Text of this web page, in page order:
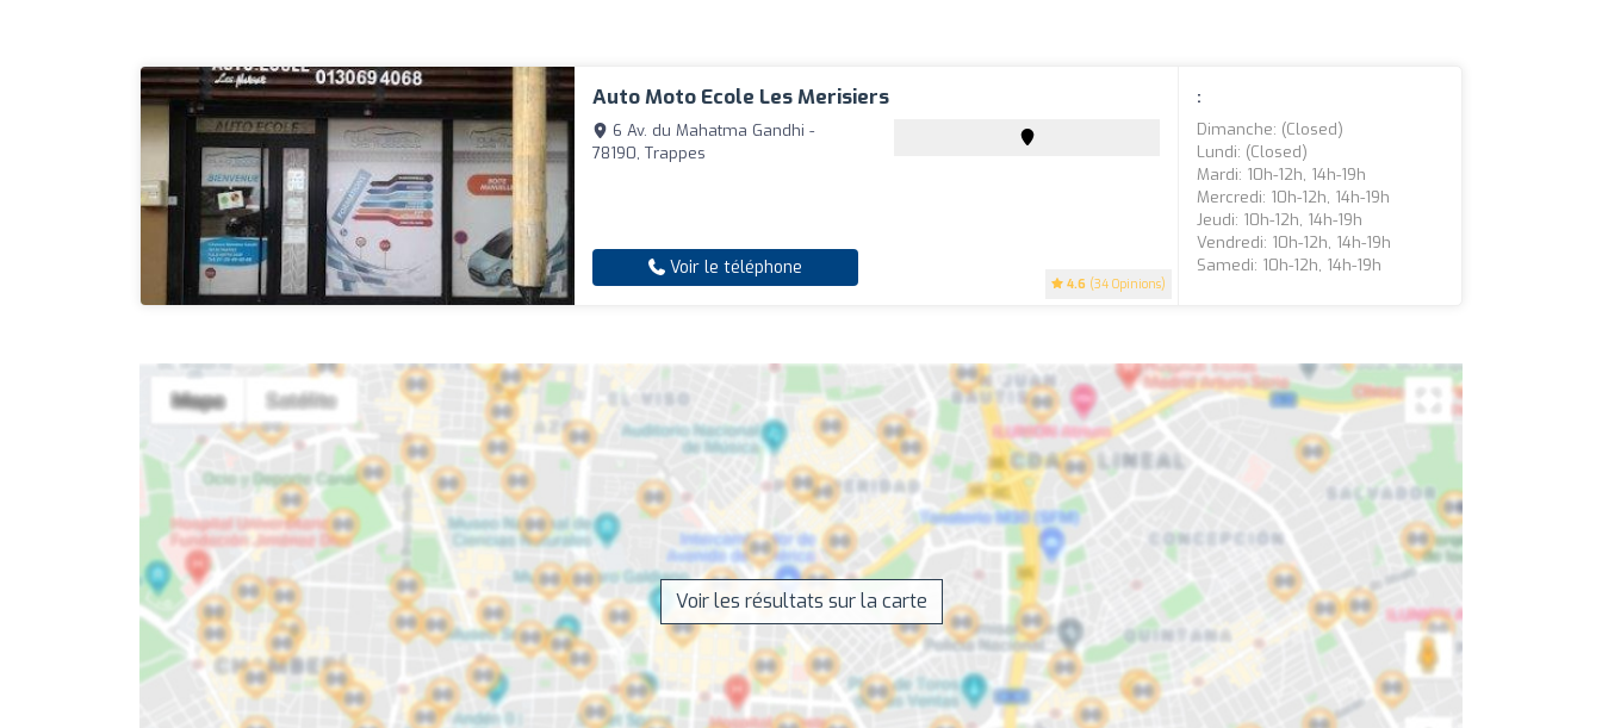
Auto Moto Ecole Les Merisiers
4.6 (34 Opinions)
6 Av. du Mahatma Gandhi -
78190, Trappes
Voir le téléphone
:
Dimanche: (closed)
Lundi: (closed)
Mardi: 10h-12h, 14h-19h
Mercredi: 10h-12h, 14h-19h
Jeudi: 10h-12h, 14h-19h
Vendredi: 10h-12h, 14h-19h
Samedi: 10h-12h, 14h-19h
Voir les résultats sur la carte